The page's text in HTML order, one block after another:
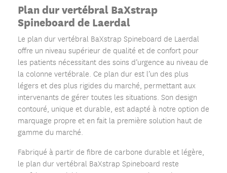
Plan dur vertébral BaXstrap
Spineboard de Laerdal
Le plan dur vertébral BaXstrap Spineboard de Laerdal
offre un niveau supérieur de qualité et de confort pour
les patients nécessitant des soins d’urgence au niveau de
la colonne vertébrale. Ce plan dur est l’un des plus
légers et des plus rigides du marché, permettant aux
intervenants de gérer toutes les situations. Son design
contouré, unique et durable, est adapté à notre option de
marquage propre et en fait la première solution haut de
gamme du marché.
Fabriqué à partir de fibre de carbone durable et légère,
le plan dur vertébral BaXstrap Spineboard reste